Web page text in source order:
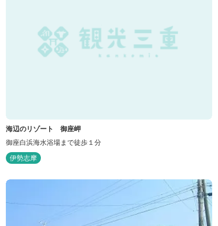
海辺のリゾート 御座岬
御座白浜海水浴場まで徒歩１分
伊勢志摩